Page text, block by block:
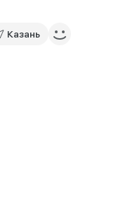
Казань